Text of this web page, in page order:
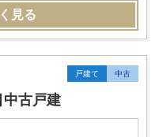
見る
戸建て 中古
中古戸建